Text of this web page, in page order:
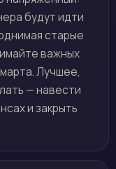
будут идти
старые
важных
Лучшее,
— навести
и закрыть